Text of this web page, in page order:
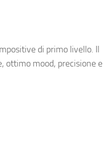
di primo livello. Il
ottimo mood, precisione e